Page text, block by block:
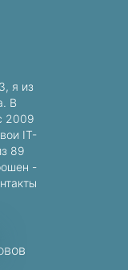
я из
В
2009
IT-
89
-